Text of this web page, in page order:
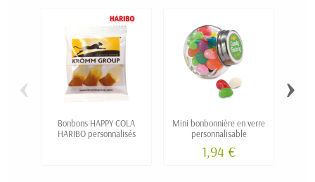
Bonbons HAPPY COLA
HARIBO personnalisés
Mini bonbonnière en verre
personnalisable
1,94 €
‹ ›